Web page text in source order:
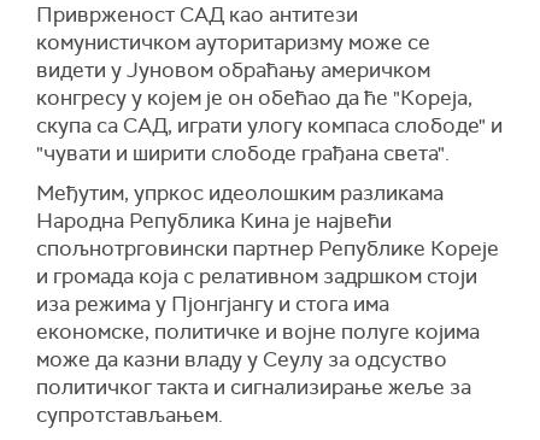
Приврженост САД као антитези
комунистичком ауторитаризму може се
видети у Јуновом обраћању америчком
конгресу у којем је он обећао да ће "Кореја,
скупа са САД, играти улогу компаса слободе" и
"чувати и ширити слободе грађана света".
Међутим, упркос идеолошким разликама
Народна Република Кина је највећи
спољнотрговински партнер Републике Кореје
и громада која с релативном задршком стоји
иза режима у Пјонгјангу и стога има
економске, политичке и војне полуге којима
може да казни владу у Сеулу за одсуство
политичког такта и сигнализирање жеље за
супротстављањем.